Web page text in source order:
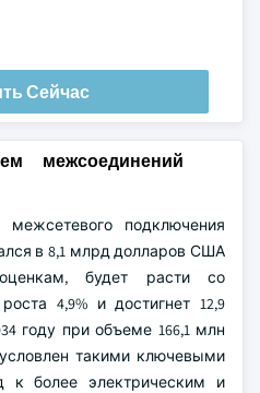
Сейчас
межсоединений
подключения
в 8,1 млрд долларов США
будет расти со
4,9% и достигнет 12,9
году при объеме 166,1 млн
такими ключевыми
к более электрическим и